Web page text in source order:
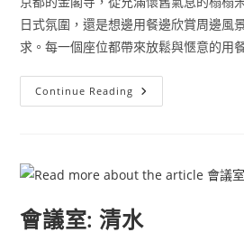
日式氛圍，還是想邊用餐邊欣賞周邊風
求。每一個座位都帶來放鬆與愜意的用
Continue Reading
會議室: 清水